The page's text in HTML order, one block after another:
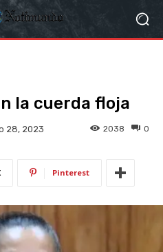
la cuerda floja
28, 2023 0
2038
Pinterest